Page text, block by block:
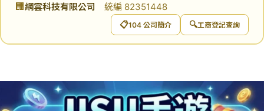
🏢 網雲科技有限公司 統編 82351448
📋104 公司簡介 🔍工商登記查詢